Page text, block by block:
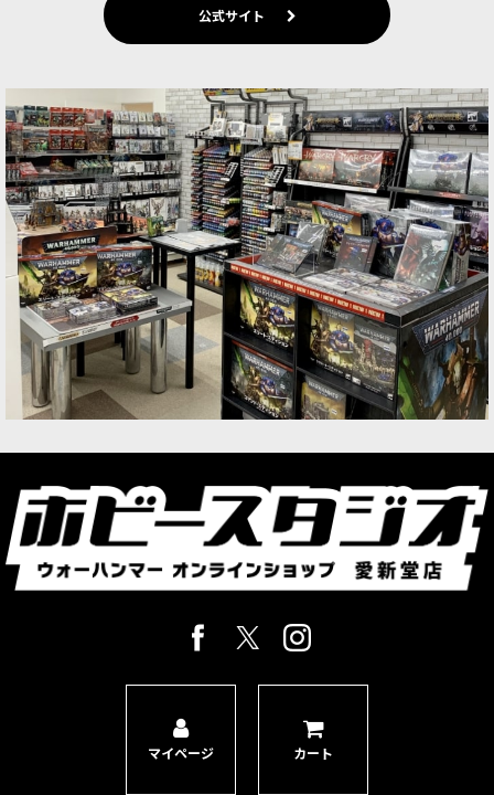
公式サイト
マイページ カート